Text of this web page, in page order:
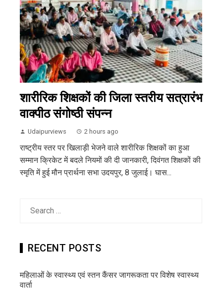
शारीरिक शिक्षकों की जिला स्तरीय सत्रारंभ
वाक्पीठ संगोष्ठी संपन्न
Udaipurviews 2 hours ago
राष्ट्रीय स्तर पर खिलाड़ी भेजने वाले शारीरिक शिक्षकों का हुआ
सम्मान क्रिकेट में बदले नियमों की दी जानकारी, दिवंगत शिक्षकों की
स्मृति में हुई मौन प्रार्थना सभा उदयपुर, 8 जुलाई। घास...
RECENT POSTS
महिलाओं के स्वास्थ्य एवं स्तन कैंसर जागरूकता पर विशेष स्वास्थ्य
वार्ता